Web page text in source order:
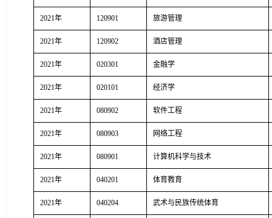
2021年 120901 旅游管理
2021年 120902 酒店管理
2021年 020301 金融学
2021年 020101 经济学
2021年 080902 软件工程
2021年 080903 网络工程
2021年 080901 计算机科学与技术
2021年 040201 体育教育
2021年 040204 武术与民族传统体育